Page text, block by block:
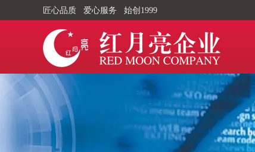
匠心品质 爱心服务 始创1999